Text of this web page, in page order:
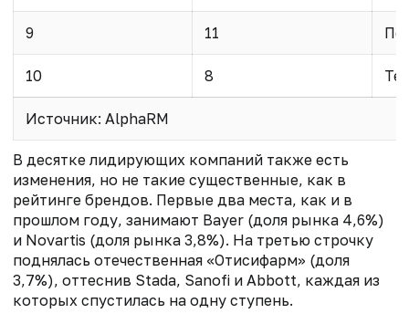
9 11
10 8
Источник: AlphaRM
В десятке лидирующих компаний также есть
изменения, но не такие существенные, как в
рейтинге брендов. Первые два места, как и в
прошлом году, занимают Bayer (доля рынка 4,6%)
и Novartis (доля рынка 3,8%). На третью строчку
поднялась отечественная «Отисифарм» (доля
3,7%), оттеснив Stada, Sanofi и Abbott, каждая из
которых спустилась на одну ступень.